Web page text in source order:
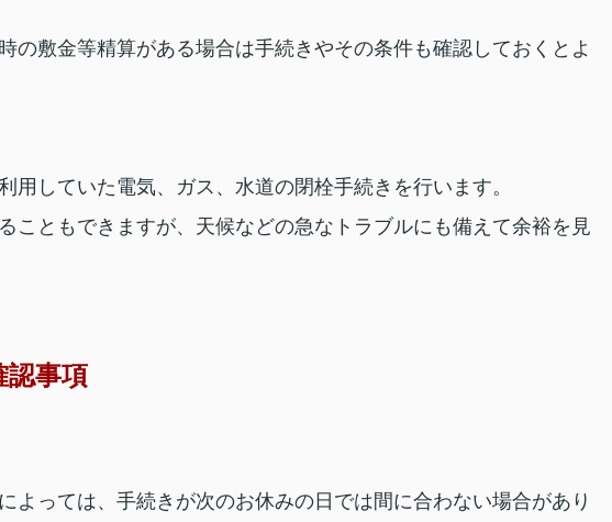
の敷金等精算がある場合は手続きやその条件も確認しておくとよ
用していた電気、ガス、水道の閉栓手続きを行います。
こともできますが、天候などの急なトラブルにも備えて余裕を見
認事項
よっては、手続きが次のお休みの日では間に合わない場合があり